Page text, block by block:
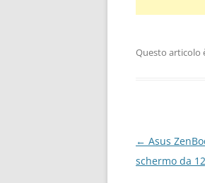
Questo articolo
Navigazione
articolo
← Asus
schermo da